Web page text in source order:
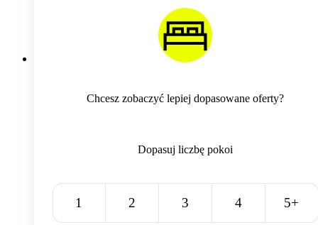
Chcesz zobaczyć lepiej dopasowane oferty?
Dopasuj liczbę pokoi
1 2 3 4 5+